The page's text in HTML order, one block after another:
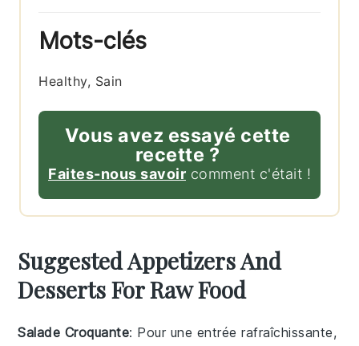
Mots-clés
Healthy, Sain
Vous avez essayé cette
recette ?
Faites-nous savoir comment c'était !
Suggested Appetizers And
Desserts For Raw Food
Salade Croquante: Pour une entrée rafraîchissante,